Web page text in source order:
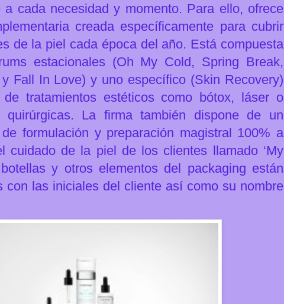
a cada necesidad y momento. Para ello, ofrece
creada específicamente para cubrir
de la piel cada época del año. Está compuesta
estacionales (Oh My Cold, Spring Break,
Fall In Love) y uno específico (Skin Recovery)
de tratamientos estéticos como bótox, láser o
quirúrgicas. La firma también dispone de un
formulación y preparación magistral 100% a
cuidado de la piel de los clientes llamado ‘My
y otros elementos del packaging están
con las iniciales del cliente así como su nombre